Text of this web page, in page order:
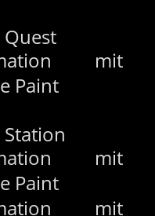
Quest
Station